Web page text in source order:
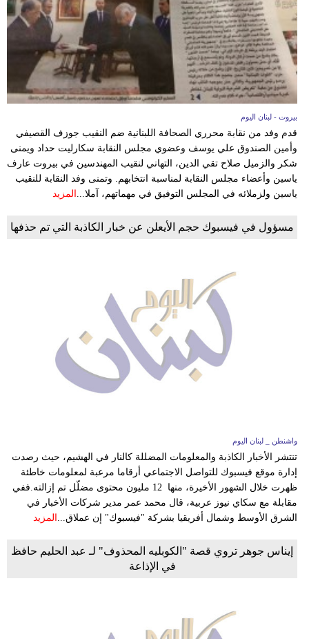
وسفر
ديكور
أخبار
إعلام
تعليم
مرأة
بيروت - لبنان اليوم
قدم وفد من نقابة محرري الصحافة اللبنانية ضم النقيب جوزف القصيفي
وأمين الصندوق علي يوسف وعضوي مجلس النقابة سكارليت حداد ويمنى
شكر والزميل صلاح تقي الدين، التهاني لنقيب المهندسين في بيروت عارف
ياسين وأعضاء مجلس النقابة لمناسبة انتخابهم. وتمنى وفد النقابة للنقيب
ياسين ولزملائه في المجلس التوفيق في مهماتهم، آملا... المزيد
مسؤول في فيسبوك حجم الأيعلن عن خبار الكاذبة التي تم حذفها
واشنطن _ لبنان اليوم
تنتشر الأخبار الكاذبة والمعلومات المضللة كالنار في الهشيم، حيث رصدت
إدارة موقع فيسبوك للتواصل الاجتماعي أرقاما مرعبة لمعلومات خاطئة
ظهرت خلال الشهور الأخيرة، منها 12 مليون محتوى مضلّل تم إزالته.ففي
مقابلة مع سكاي نيوز عربية، قال محمد عمر مدير شركات الأخبار في
الشرق الأوسط وشمال أفريقيا بشركة "فيسبوك" إن عملاق...
المزيد
إيناس جوهر تروي قصة "الكوبليه المحذوف" لـ عبد الحليم حافظ
في الإذاعة